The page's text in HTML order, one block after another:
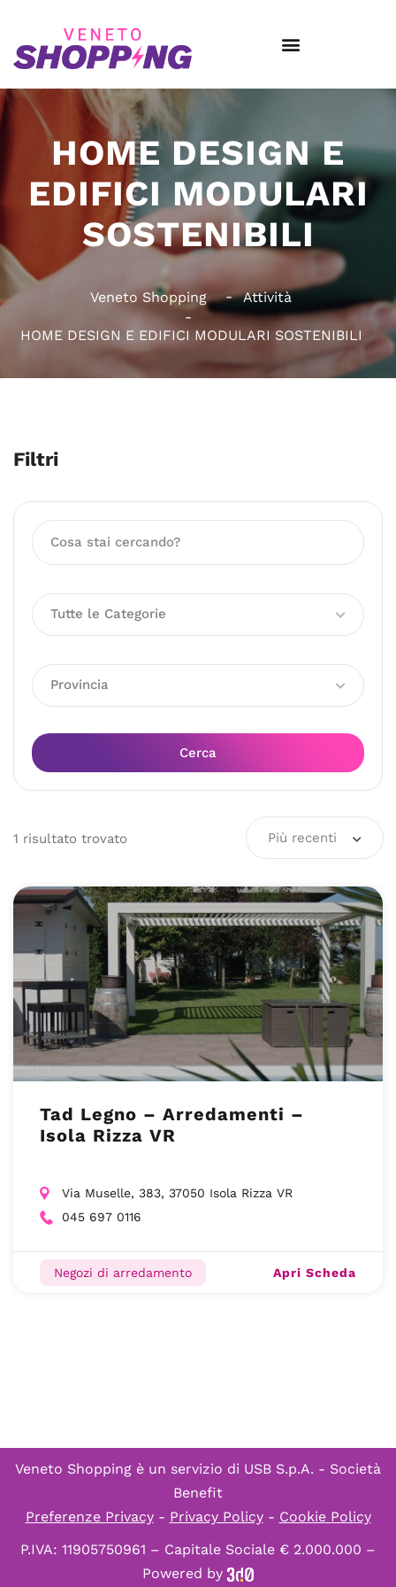
HOME DESIGN E
EDIFICI MODULARI
SOSTENIBILI
Veneto Shopping Attività
HOME DESIGN E EDIFICI MODULARI SOSTENIBILI
Filtri
Tutte le Categorie
Provincia
Cerca
1 risultato trovato Più recenti
Tad Legno – Arredamenti –
Isola Rizza VR
Via Muselle, 383, 37050 Isola Rizza VR
045 697 0116
Negozi di arredamento Apri Scheda
Veneto Shopping è un servizio di USB S.p.A. - Società
Benefit
Preferenze Privacy- Privacy Policy- Cookie Policy
P.IVA: 11905750961 – Capitale Sociale € 2.000.000 –
Powered by